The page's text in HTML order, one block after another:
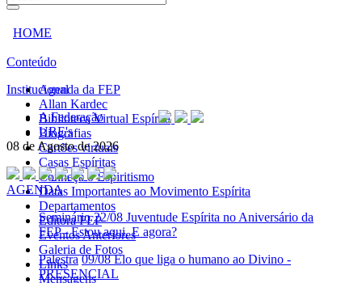
HOME
Conteúdo
Agenda da FEP
Allan Kardec
Biblioteca Virtual Espírita
Biografias
Cartões virtuais
Casas Espíritas
Conheça o Espiritismo
Datas Importantes ao Movimento Espírita
Departamentos
Editora FEP
Eventos Anteriores
Galeria de Fotos
Links
Mensagens
Institucional
A Federação
URE's
08 de Agosto de 2026
AGENDA
Seminário 22/08 Juventude Espírita no Aniversário da
FEP - Estou aqui. E agora?
Palestra 09/08 Elo que liga o humano ao Divino -
PRESENCIAL